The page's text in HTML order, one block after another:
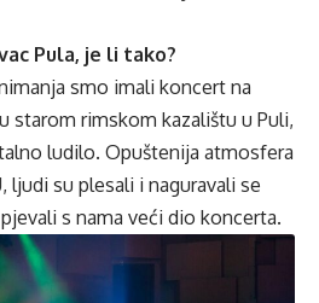
Pula, je li tako?
smo imali koncert na
starom rimskom kazalištu u Puli,
ludilo. Opuštenija atmosfera
ljudi su plesali i naguravali se
s nama veći dio koncerta.